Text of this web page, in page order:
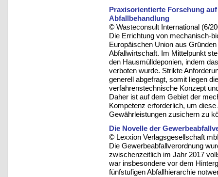
Praxisorientierte Forschung
Abfallbehandlung
© Wasteconsult International (6/
Die Errichtung von mechanisch-
Europäischen Union aus
Abfallwirtschaft. Im Mittelpunkt
den Hausmülldeponien, indem
verboten wurde. Strikte
generell abgefragt, somit liegen
verfahrenstechnische Konzept
Daher ist auf dem Gebiet der
Kompetenz erforderlich, um
Gewährleistungen zusichern zu
Die Novelle der
© Lexxion Verlagsgesellschaft
Die Gewerbeabfallverordnung
zwischenzeitlich im Jahr 2017
war insbesondere vor dem
fünfstufigen Abfallhierarchie